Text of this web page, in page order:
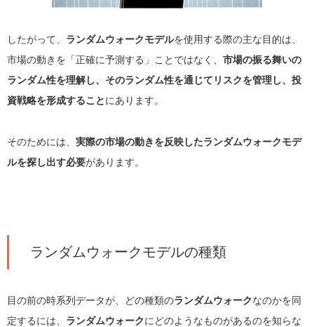
したがって、 ランダムウォークモデルを使用する際の主な目的は、
市場の動きを「正確に予測する」ことではなく、 市場の振る舞いの
ランダム性を理解し、そのランダム性を通じてリスクを管理し、投
資戦略を形成することにあります。
そのためには、 実際の市場の動きを反映したランダムウォークモデ
ルを探し出す必要があります。
ランダムウォークモデルの種類
目の前の時系列データが、どの種類のランダムウォークなのかを同
定するには、 ランダムウォークにどのようなものがあるのを知らな